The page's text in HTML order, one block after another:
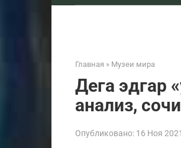
Главная » Музеи мира
Дега эдгар
анализ,
Опубликовано: 16 Ноя 2021